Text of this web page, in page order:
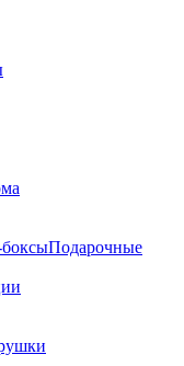
Подарочные